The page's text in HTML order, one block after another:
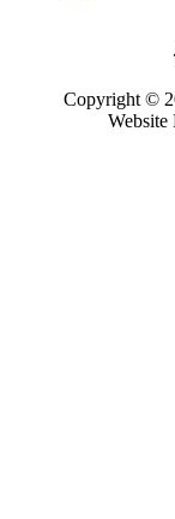
Copyright ©
Website